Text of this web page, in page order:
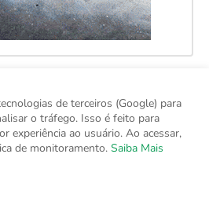
de terceiros (Google) para
o tráfego. Isso é feito para
experiência ao usuário. Ao acessar,
de monitoramento. Saiba Mais